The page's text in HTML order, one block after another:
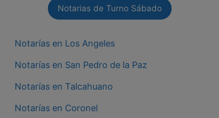
Notarias de Turno Sábado
Notarías en Los Angeles
Notarías en San Pedro de la Paz
Notarías en Talcahuano
Notarías en Coronel